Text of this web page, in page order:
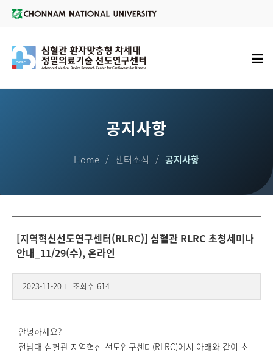
공지사항
Home 센터소식 공지사항
[지역혁신선도연구센터(RLRC)] 심혈관 RLRC 초청세미나
안내_11/29(수), 온라인
2023-11-20 l 조회수 614
안녕하세요?
전남대 심혈관 지역혁신 선도연구센터(RLRC)에서 아래와 같이 초